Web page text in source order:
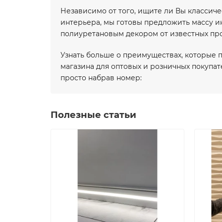
Независимо от того, ищите ли Вы
интерьера, мы готовы предложить массу
полиуретановым декором от известных
Узнать больше о преимуществах, которые
магазина для оптовых и розничных
просто набрав номер:
Полезные статьи